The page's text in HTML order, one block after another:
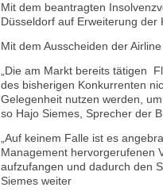
Mit dem beantragten
Düsseldorf auf Erweiterung der
Mit dem Ausscheiden der
„Die am Markt bereits tätigen
des bisherigen Konkurrenten
Gelegenheit nutzen werden,
so Hajo Siemes, Sprecher der
„Auf keinem Falle ist es
Management hervorgerufenen
aufzufangen und dadurch den
Siemes weiter